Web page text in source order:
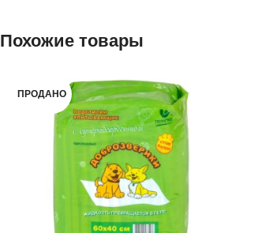
Похожие товары
ПРОДАНО